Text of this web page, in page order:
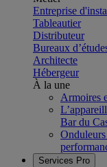
Entreprise
Tableautier
Distributeur
Bureaux
Architecte
Hébergeur
À la une
Armoires
Bar du
Services Pro